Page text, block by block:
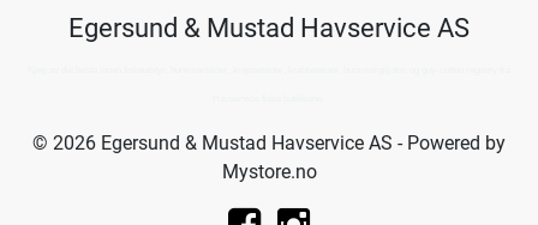
Egersund & Mustad Havservice AS
© 2026 Egersund & Mustad Havservice AS - Powered by
Mystore.no